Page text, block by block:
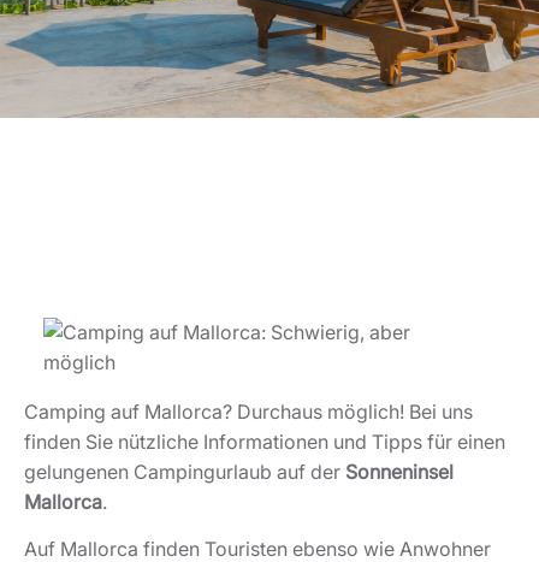
Camping auf Mallorca? Durchaus möglich! Bei uns
finden Sie nützliche Informationen und Tipps für einen
gelungenen Campingurlaub auf der Sonneninsel
Mallorca.
Auf Mallorca finden Touristen ebenso wie Anwohner